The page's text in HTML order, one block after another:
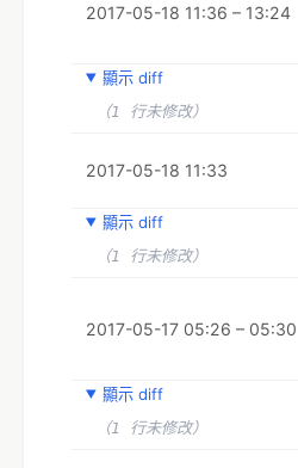
2017-05-18 11:36 – 13:24
顯示 diff
（1 行未修改）
2017-05-18 11:33
顯示 diff
（1 行未修改）
2017-05-17 05:26 – 05:30
顯示 diff
（1 行未修改）